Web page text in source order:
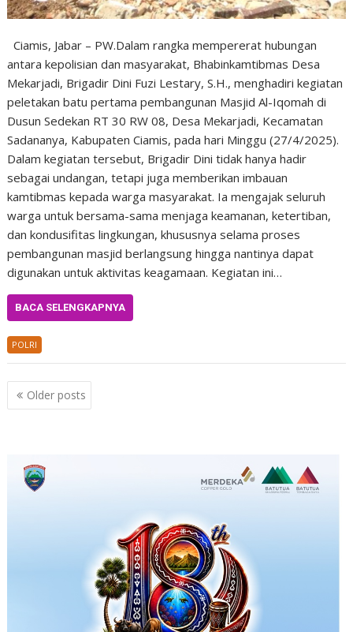
Ciamis, Jabar – PW.Dalam rangka mempererat hubungan
antara kepolisian dan masyarakat, Bhabinkamtibmas Desa
Mekarjadi, Brigadir Dini Fuzi Lestary, S.H., menghadiri kegiatan
peletakan batu pertama pembangunan Masjid Al-Iqomah di
Dusun Sedekan RT 30 RW 08, Desa Mekarjadi, Kecamatan
Sadananya, Kabupaten Ciamis, pada hari Minggu (27/4/2025).
Dalam kegiatan tersebut, Brigadir Dini tidak hanya hadir
sebagai undangan, tetapi juga memberikan imbauan
kamtibmas kepada warga masyarakat. Ia mengajak seluruh
warga untuk bersama-sama menjaga keamanan, ketertiban,
dan kondusifitas lingkungan, khususnya selama proses
pembangunan masjid berlangsung hingga nantinya dapat
digunakan untuk aktivitas keagamaan. Kegiatan ini…
BACA SELENGKAPNYA
POLRI
Posts
navigation
Older posts